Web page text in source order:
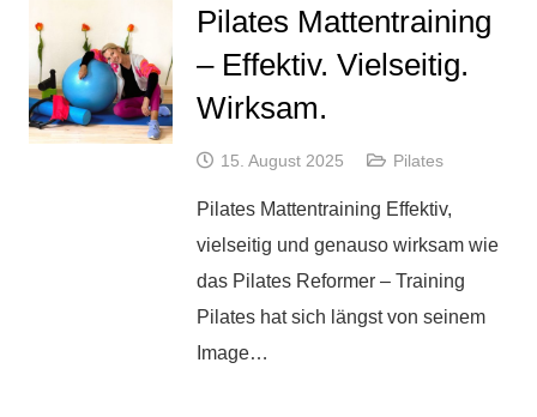
Pilates Mattentraining
– Effektiv. Vielseitig.
Wirksam.
15. August 2025 Pilates
Pilates Mattentraining Effektiv,
vielseitig und genauso wirksam wie
das Pilates Reformer – Training
Pilates hat sich längst von seinem
Image…